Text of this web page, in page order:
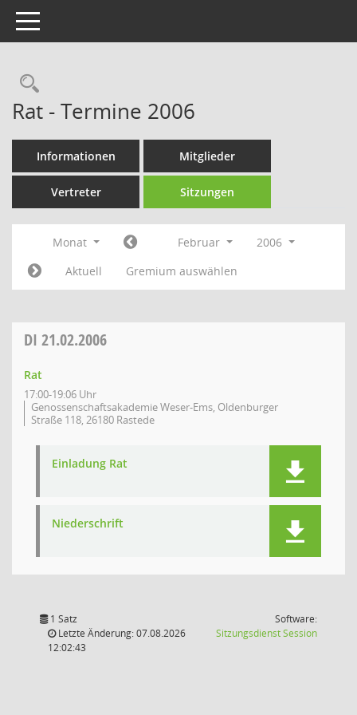
Toggle navigation
Rechercheauswahl
Rat - Termine 2006
Informationen Mitglieder
Vertreter Sitzungen
Monat Februar
2006
Aktuell
Gremium auswählen
DI 21.02.2006
Rat
17:00-19:06 Uhr
Genossenschaftsakademie Weser-Ems, Oldenburger
Straße 118, 26180 Rastede
Einladung Rat
Niederschrift
1 Satz
Letzte Änderung: 07.08.2026
12:02:43
Software:
SitzungsdienstSession(Wird in